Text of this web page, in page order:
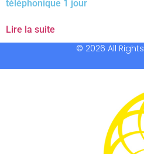
téléphonique 1 jour
Lire la suite
© 2026 All